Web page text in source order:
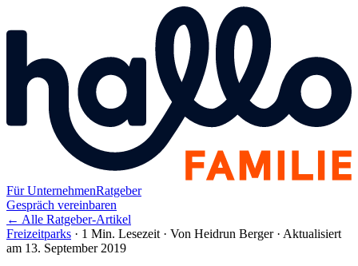
Für UnternehmenRatgeber
Gespräch vereinbaren
← Alle Ratgeber-Artikel
Freizeitparks · 1 Min. Lesezeit · Von Heidrun Berger · Aktualisiert
am 13. September 2019